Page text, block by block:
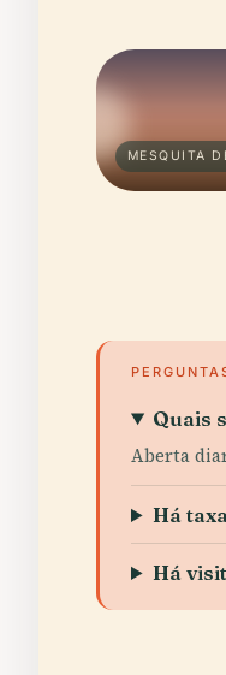
MESQUITA
Quais
Aberta
Há
Há